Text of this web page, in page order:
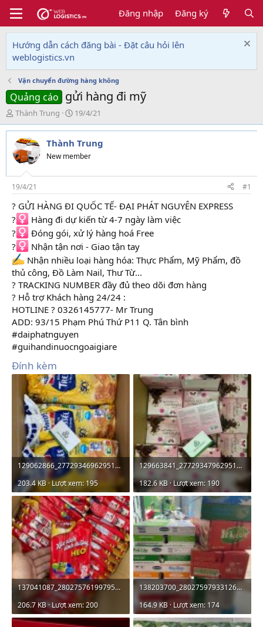
Đăng nhập Đăng ký
Hướng dẫn cách đăng bài - Đặt câu hỏi lên
weblogistics.vn
Vận chuyển đường hàng không
Quảng cáo gửi hàng đi mỹ
T
h
r
e
a
d
s
t
a
r
t
e
r
Thành Trung
N
g
à
y
g
i
19/4/21
Thành Trung
New member
19/4/21 #1
? GỬI HÀNG ĐI QUỐC TẾ- ĐẠI PHÁT NGUYÊN EXPRESS
?‍
Hàng đi dự kiến từ 4-7 ngày làm việc
?‍
Đóng gói, xử lý hàng hoá Free
?‍
Nhận tận nơi - Giao tận tay
Nhận nhiều loại hàng hóa: Thực Phẩm, Mỹ Phẩm, đồ
thủ công, Đồ Làm Nail, Thư Từ...
? TRACKING NUMBER đầy đủ theo dõi đơn hàng
? Hỗ trợ Khách hàng 24/24 :
HOTLINE ? 0326145777- Mr Trung
ADD: 93/15 Phạm Phú Thứ P11 Q. Tân bình
#daiphatnguyen
#guihandinuocngoaigiare
Đính kèm
129062866_2772934696295129_3847387608204285386_n.jpg
203.4 KB · Lượt xem: 195
129663841_2772934796295119_2917673213403617386_n - Copy.jpg
182.6 KB · Lượt xem: 190
137041087_2802757619979503_8284231353752247321_n.jpg
206.7 KB · Lượt xem: 200
138203700_2802759793312619_2992279113468795869_n.jpg
164.9 KB · Lượt xem: 174